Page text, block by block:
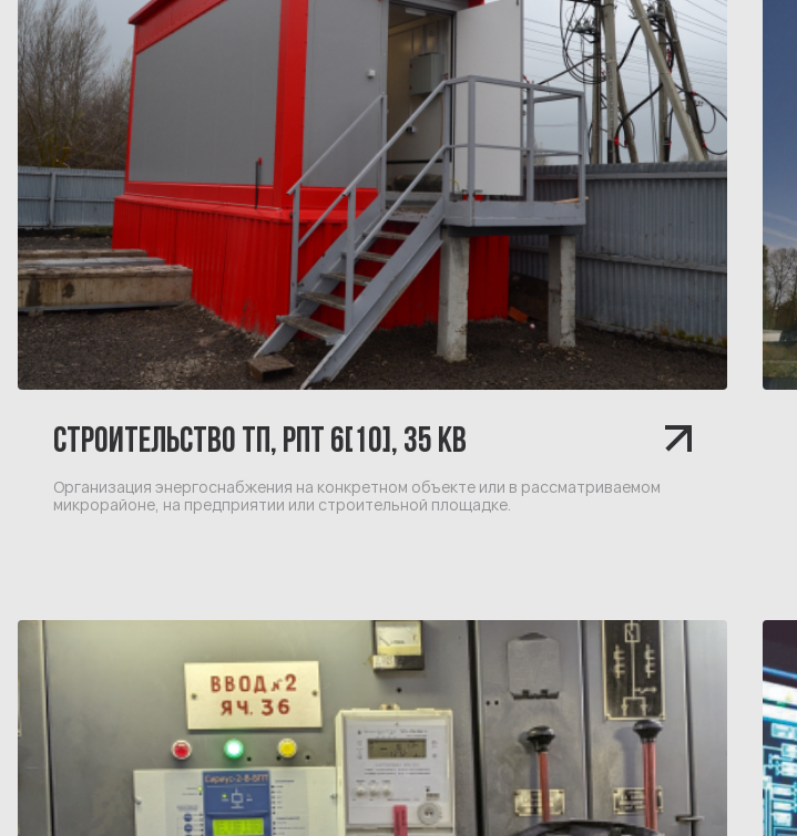
СТРОИТЕЛЬСТВО ТП, РПТ 6[10], 35 КВ
Организация энергоснабжения на конкретном объекте или в рассматриваемом
микрорайоне, на предприятии или строительной площадке.